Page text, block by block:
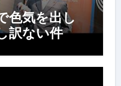
色気を出し
訳ない件